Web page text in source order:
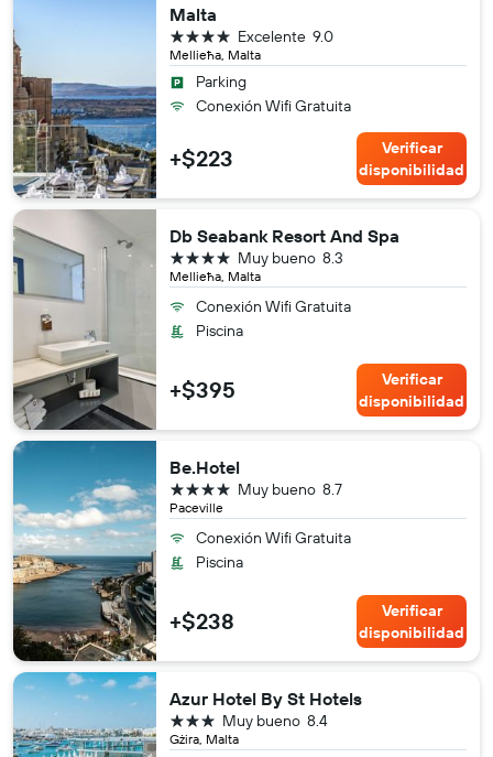
Malta
Mellieħa, Malta
9.0
Excelente
4 estrellas
Parking
Conexión Wifi Gratuita
+$223
Verificar
disponibilidad
Db Seabank Resort And Spa
Mellieħa, Malta
8.3
Muy bueno
4 estrellas
Conexión Wifi Gratuita
Piscina
+$395
Verificar
disponibilidad
Be.Hotel
Paceville
8.7
Muy bueno
4 estrellas
Conexión Wifi Gratuita
Piscina
+$238
Verificar
disponibilidad
Azur Hotel By St Hotels
Gżira, Malta
8.4
Muy bueno
3 estrellas